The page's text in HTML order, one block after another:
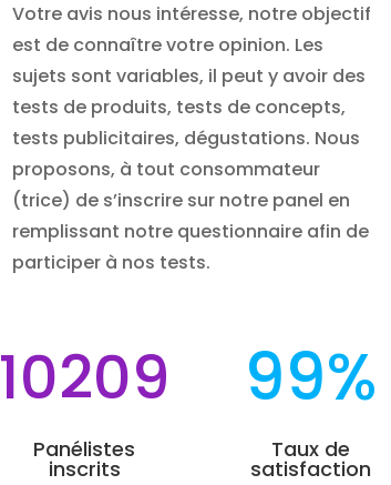
Votre avis nous intéresse, notre objectif
est de connaître votre opinion. Les
sujets sont variables, il peut y avoir des
tests de produits, tests de concepts,
tests publicitaires, dégustations. Nous
proposons, à tout consommateur
(trice) de s’inscrire sur notre panel en
remplissant notre questionnaire afin de
participer à nos tests.
10209
Panélistes
inscrits
99%
Taux de
satisfaction